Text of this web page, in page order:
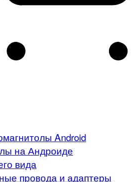
Android
на Андроиде
вида
провода и адаптеры